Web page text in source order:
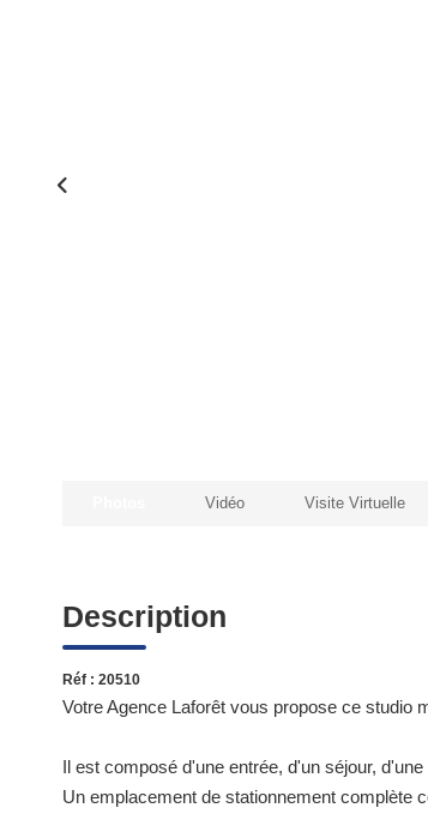
Vidéo Visite Virtuelle
Description
Réf : 20510
Votre Agence Laforêt vous propose ce studio
Il est composé d'une entrée, d'un séjour,
Un emplacement de stationnement complète